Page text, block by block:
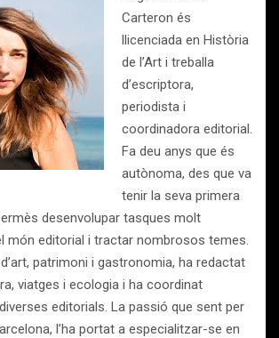
Carteron és
llicenciada en Història
de l’Art i treballa
d’escriptora,
periodista i
coordinadora editorial.
Fa deu anys que és
autònoma, des que va
tenir la seva primera
desenvolupar tasques molt
món editorial i tractar nombrosos temes.
patrimoni i gastronomia, ha redactat
viatges i ecologia i ha coordinat
editorials. La passió que sent per
l’ha portat a especialitzar-se en